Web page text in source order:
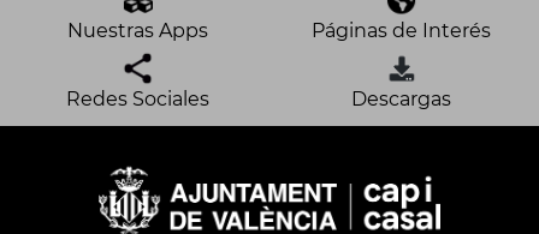
Nuestras Apps Páginas de Interés
Redes Sociales Descargas